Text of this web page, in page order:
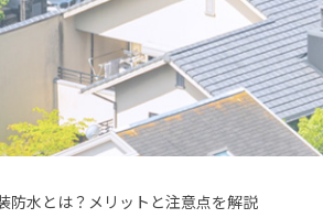
防水とは？メリットと注意点を解説